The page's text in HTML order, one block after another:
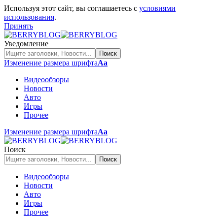
Используя этот сайт, вы соглашаетесь с условиями
использования.
Принять
Уведомление
Изменение размера шрифтаАа
Видеообзоры
Новости
Авто
Игры
Прочее
Изменение размера шрифтаАа
Поиск
Видеообзоры
Новости
Авто
Игры
Прочее